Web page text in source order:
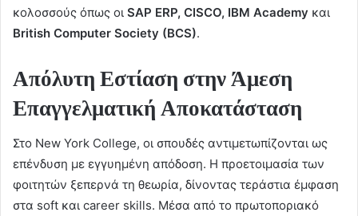
κολοσσούς όπως οι SAP ERP, CISCO, IBM Academy και
British Computer Society (BCS).
Απόλυτη Εστίαση στην Άμεση
Επαγγελματική Αποκατάσταση
Στο New York College, οι σπουδές αντιμετωπίζονται ως
επένδυση με εγγυημένη απόδοση. Η προετοιμασία των
φοιτητών ξεπερνά τη θεωρία, δίνοντας τεράστια έμφαση
στα soft και career skills. Μέσα από το πρωτοποριακό